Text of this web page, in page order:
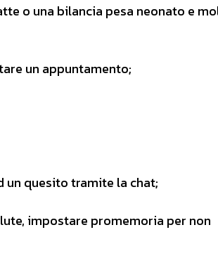
o una bilancia pesa neonato e
un appuntamento;
quesito tramite la chat;
impostare promemoria per non